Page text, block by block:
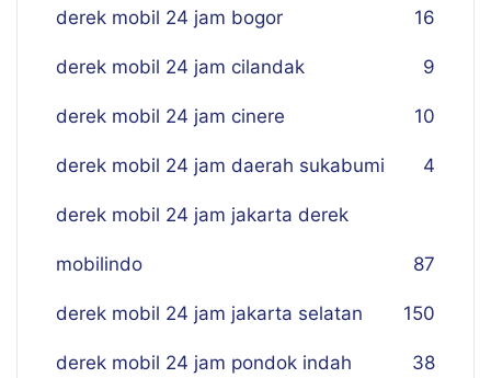
derek mobil 24 jam bogor 16
derek mobil 24 jam cilandak 9
derek mobil 24 jam cinere 10
derek mobil 24 jam daerah sukabumi 4
derek mobil 24 jam jakarta derek
mobilindo 87
derek mobil 24 jam jakarta selatan 150
derek mobil 24 jam pondok indah 38